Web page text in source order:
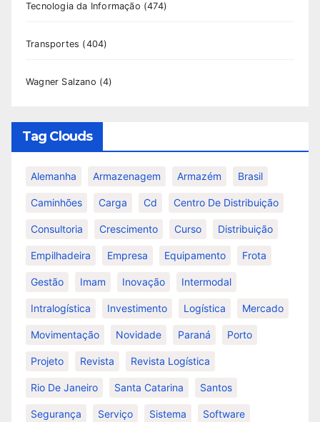
Tecnologia da Informação (474)
Transportes (404)
Wagner Salzano (4)
Tag Clouds
Alemanha Armazenagem Armazém Brasil
Caminhões Carga Cd Centro De Distribuição
Consultoria Crescimento Curso Distribuição
Empilhadeira Empresa Equipamento Frota
Gestão Imam Inovação Intermodal
Intralogística Investimento Logística Mercado
Movimentação Novidade Paraná Porto
Projeto Revista Revista Logística
Rio De Janeiro Santa Catarina Santos
Segurança Serviço Sistema Software